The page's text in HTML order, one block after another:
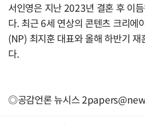
서인영은 지난 2023년 결혼 후 이
다. 최근 6세 연상의 콘텐츠 크리에
(NP) 최지훈 대표와 올해 하반기 재
다.
◎공감언론 뉴시스